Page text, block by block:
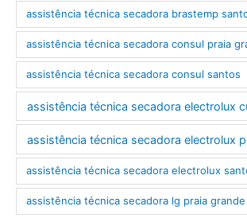
assistência técnica secadora brastemp
assistência técnica secadora consul praia
assistência técnica secadora consul santos
assistência técnica secadora electrolux
assistência técnica secadora electrolux
assistência técnica secadora electrolux
assistência técnica secadora lg praia grande